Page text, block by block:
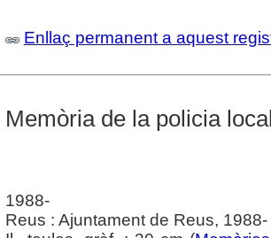
Enllaç permanent a aquest
Memòria de la policia
1988-
Reus : Ajuntament de Reus, 1988-